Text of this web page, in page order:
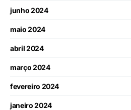
junho 2024
maio 2024
abril 2024
março 2024
fevereiro 2024
janeiro 2024